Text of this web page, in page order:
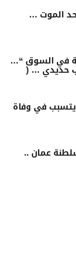
الموت …
في السوق “…
حديدي … (
في وفاة
عمان ..